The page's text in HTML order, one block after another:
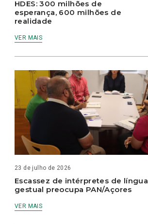
HDES: 300 milhões de
esperança, 600 milhões de
realidade
VER MAIS
23 de julho de 2026
Escassez de intérpretes de língua
gestual preocupa PAN/Açores
VER MAIS